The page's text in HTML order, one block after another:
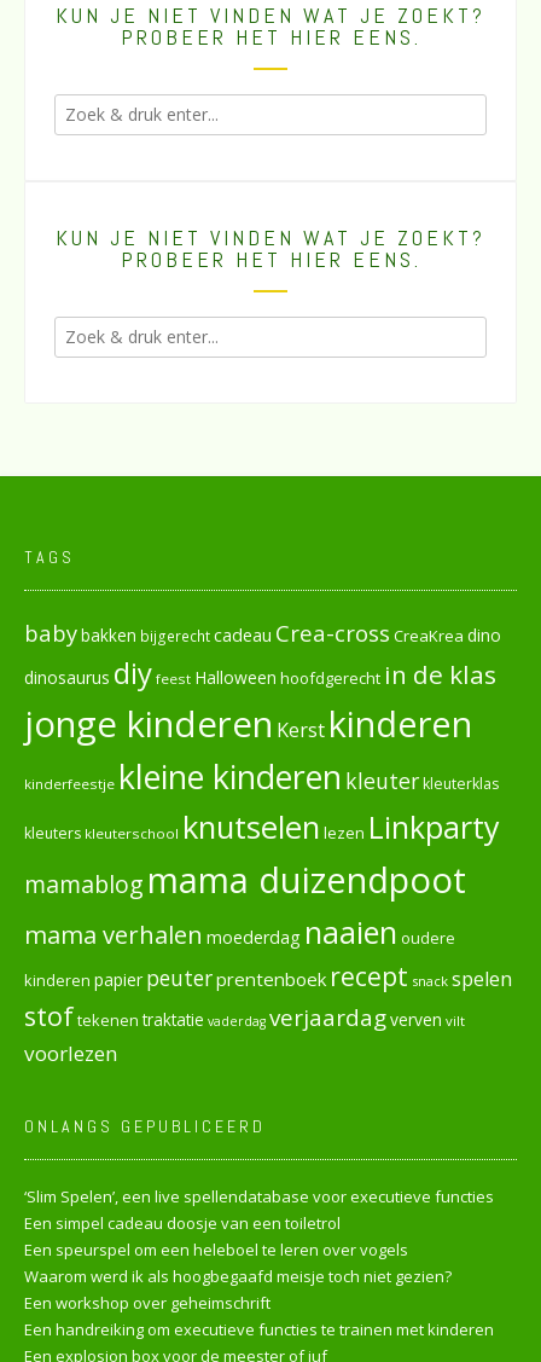
KUN JE NIET VINDEN WAT JE ZOEKT?
PROBEER HET HIER EENS.
KUN JE NIET VINDEN WAT JE ZOEKT?
PROBEER HET HIER EENS.
TAGS
baby bakken bijgerechtcadeau Crea-cross CreaKrea dino
dinosaurus diy feest Halloween hoofdgerecht in de klas
jonge kinderen Kerst kinderen
kinderfeestje kleine kinderen kleuterkleuterklas
kleuters kleuterschool knutselen lezen Linkparty
mamablog mama duizendpoot
mama verhalen moederdag naaien oudere
kinderen papier peuterprentenboek recept snack spelen
stoftekenen traktatie vaderdag verjaardagverven vilt
voorlezen
ONLANGS GEPUBLICEERD
‘Slim Spelen’, een live spellendatabase voor executieve functies
Een simpel cadeau doosje van een toiletrol
Een speurspel om een heleboel te leren over vogels
Waarom werd ik als hoogbegaafd meisje toch niet gezien?
Een workshop over geheimschrift
Een handreiking om executieve functies te trainen met kinderen
Een explosion box voor de meester of juf